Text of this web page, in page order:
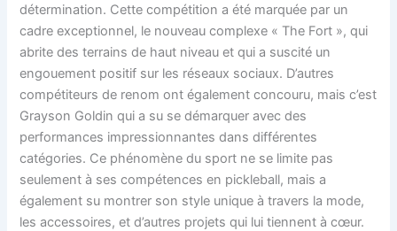
détermination. Cette compétition a été marquée par un
cadre exceptionnel, le nouveau complexe « The Fort », qui
abrite des terrains de haut niveau et qui a suscité un
engouement positif sur les réseaux sociaux. D’autres
compétiteurs de renom ont également concouru, mais c’est
Grayson Goldin qui a su se démarquer avec des
performances impressionnantes dans différentes
catégories. Ce phénomène du sport ne se limite pas
seulement à ses compétences en pickleball, mais a
également su montrer son style unique à travers la mode,
les accessoires, et d’autres projets qui lui tiennent à cœur.